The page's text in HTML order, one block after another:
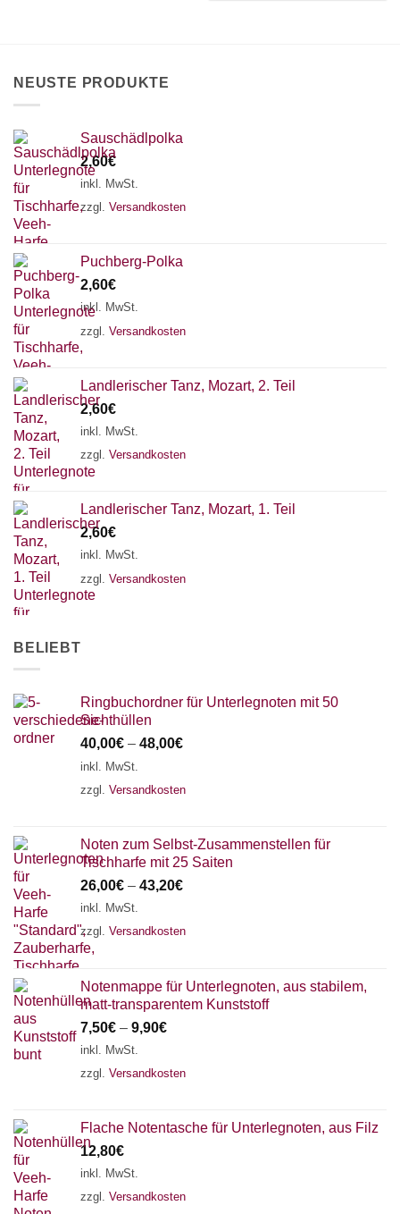
gewählt
NEUSTE PRODUKTE
Sauschädlpolka
2,60€
inkl. MwSt.
zzgl. Versandkosten
Puchberg-Polka
2,60€
inkl. MwSt.
zzgl. Versandkosten
Landlerischer Tanz, Mozart, 2. Teil
2,60€
inkl. MwSt.
zzgl. Versandkosten
Landlerischer Tanz, Mozart, 1. Teil
2,60€
inkl. MwSt.
zzgl. Versandkosten
BELIEBT
Ringbuchordner für Unterlegnoten mit 50
Sichthüllen
40,00€ – 48,00€
inkl. MwSt.
zzgl. Versandkosten
Noten zum Selbst-Zusammenstellen für
Tischharfe mit 25 Saiten
26,00€ – 43,20€
inkl. MwSt.
zzgl. Versandkosten
Notenmappe für Unterlegnoten, aus stabilem,
matt-transparentem Kunststoff
7,50€ – 9,90€
inkl. MwSt.
zzgl. Versandkosten
Flache Notentasche für Unterlegnoten, aus Filz
12,80€
inkl. MwSt.
zzgl. Versandkosten
Chat Support
18 SAITEN 21 SAITEN